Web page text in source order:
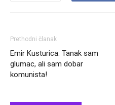
Prethodni članak
Emir Kusturica: Tanak sam
glumac, ali sam dobar
komunista!